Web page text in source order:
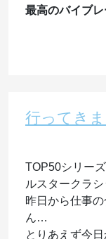
最高のバイブ
行ってき
TOP50シリー
ルスタークラシ
昨日から仕事
ん…
とりあえず今